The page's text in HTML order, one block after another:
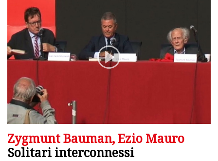
Zygmunt Bauman, Ezio Mauro
Solitari interconnessi